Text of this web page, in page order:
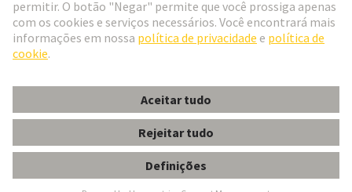
DIN-Power crimp 1,F, PL1, 2500 Rolle
Portugal Português
© Grupo de Tecnologia HARTING
ImprimirPolítica de Privacidade
Termos de Utilização